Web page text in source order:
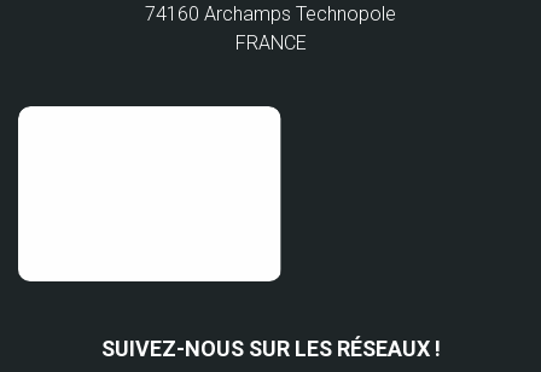
74160 Archamps Technopole
FRANCE
SUIVEZ-NOUS SUR LES RÉSEAUX !